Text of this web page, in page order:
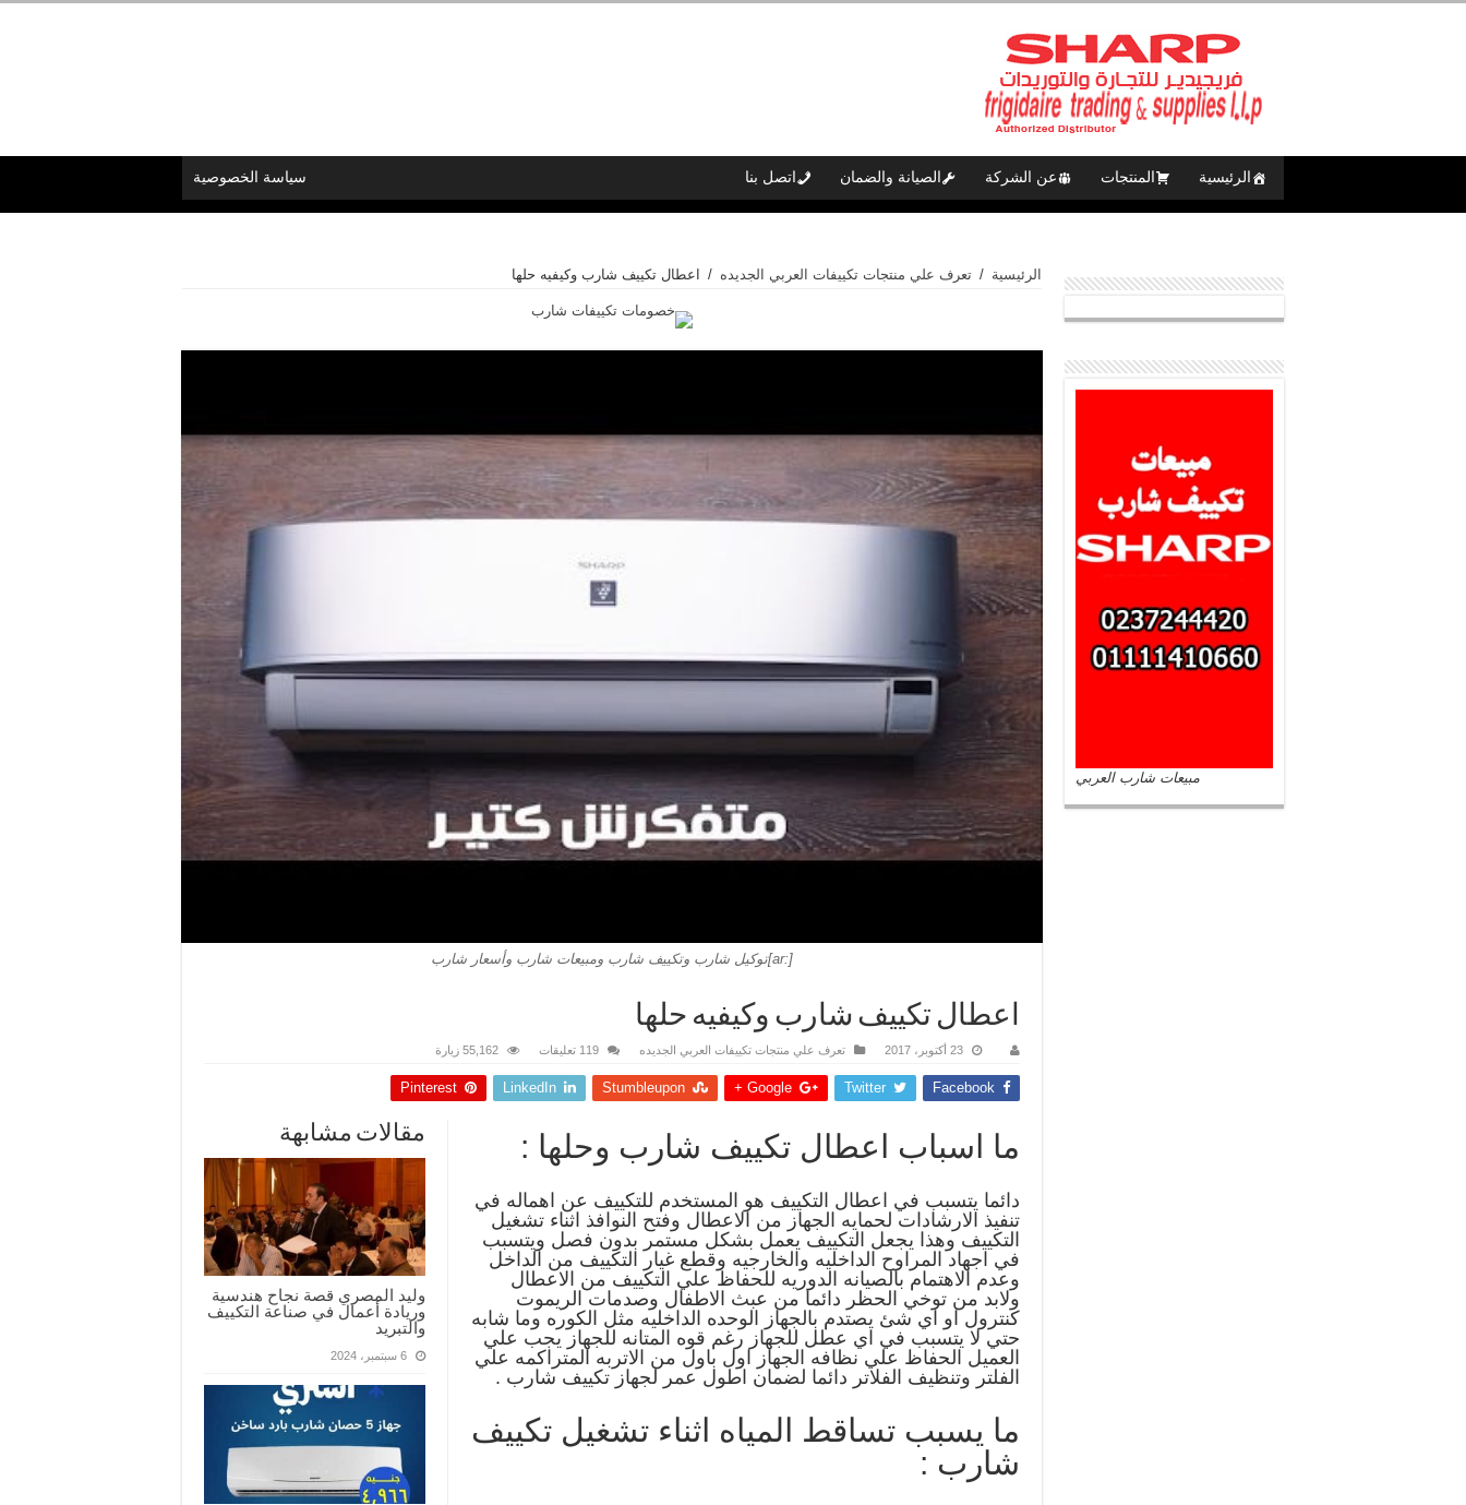
الرئيسية المنتجات عن الشركة الصيانة والضمان سياسة الخصوصية اتصل بنا
الرئيسية / تعرف علي منتجات تكييفات العربي الجديده / اعطال تكييف شارب وكيفيه حلها
[:ar]توكيل شارب وتكييف شارب ومبيعات شارب وأسعار شارب
اعطال تكييف شارب وكيفيه حلها
23 أكتوبر، 2017 تعرف علي منتجات تكييفات العربي الجديده 119 تعليقات 55,162 زيارة
Facebook
Twitter
Google +
Stumbleupon
LinkedIn
Pinterest
مقالات مشابهة
وليد المصري قصة نجاح هندسية
وريادة أعمال في صناعة التكييف
والتبريد
6 سبتمبر، 2024
ما اسباب اعطال تكييف شارب وحلها :
دائما يتسبب في اعطال التكييف هو المستخدم للتكييف عن اهماله في
تنفيذ الارشادات لحمايه الجهاز من الاعطال وفتح النوافذ اثناء تشغيل
التكييف وهذا يجعل التكييف يعمل بشكل مستمر بدون فصل ويتسبب
في اجهاد المراوح الداخليه والخارجيه وقطع غيار التكييف من الداخل
وعدم الاهتمام بالصيانه الدوريه للحفاظ علي التكييف من الاعطال
ولابد من توخي الحظر دائما من عبث الاطفال وصدمات الريموت
كنترول او اي شئ يصتدم بالجهاز الوحده الداخليه مثل الكوره وما شابه
حتي لا يتسبب في اي عطل للجهاز رغم قوه المتانه للجهاز يجب علي
العميل الحفاظ علي نظافه الجهاز اول باول من الاتربه المتراكمه علي
الفلتر وتنظيف الفلاتر دائما لضمان اطول عمر لجهاز تكييف شارب .
ما يسبب تساقط المياه اثناء تشغيل تكييف
شارب :
مبيعات شارب العربي